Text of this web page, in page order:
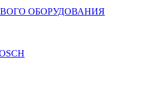
ОБОРУДОВАНИЯ